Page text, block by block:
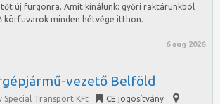
új furgonra. Amit kínálunk: győri raktárunkból
körfuvarok minden hétvége itthon…
6 aug 2026
vezető Belföld
Special Transport KFt
CE jogosítvány